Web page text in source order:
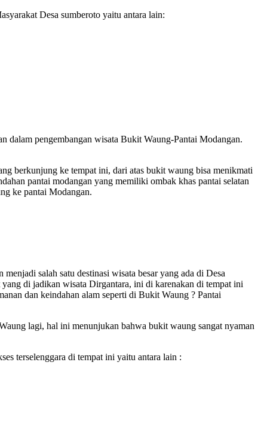
Desa sumberoto yaitu antara lain:
dalam pengembangan wisata Bukit Waung-Pantai Modangan.
berkunjung ke tempat ini, dari atas bukit waung bisa menikmati
pantai modangan yang memiliki ombak khas pantai selatan
ke pantai Modangan.
salah satu destinasi wisata besar yang ada di Desa
di jadikan wisata Dirgantara, ini di karenakan di tempat ini
dan keindahan alam seperti di Bukit Waung ? Pantai
lagi, hal ini menunjukan bahwa bukit waung sangat nyaman
terselenggara di tempat ini yaitu antara lain :